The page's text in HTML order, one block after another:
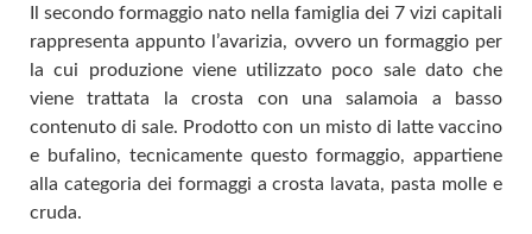
Il secondo formaggio nato nella famiglia dei 7 vizi capitali
rappresenta appunto l’avarizia, ovvero un formaggio per
la cui produzione viene utilizzato poco sale dato che
viene trattata la crosta con una salamoia a basso
contenuto di sale. Prodotto con un misto di latte vaccino
e bufalino, tecnicamente questo formaggio, appartiene
alla categoria dei formaggi a crosta lavata, pasta molle e
cruda.